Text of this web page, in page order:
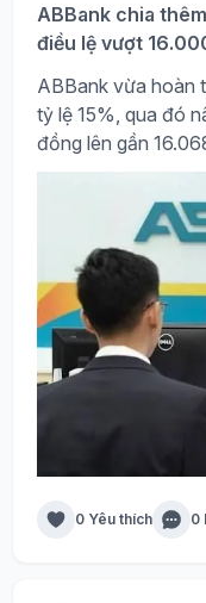
ABBank chia
điều lệ vượt
ABBank vừa hoàn
tỷ lệ 15%, qua đó
đồng lên gần
0 Yêu thích 0